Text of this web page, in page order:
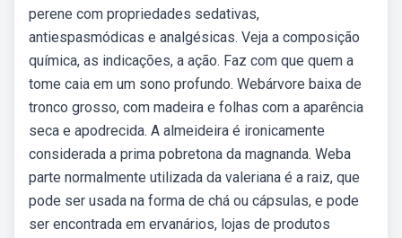
perene com propriedades sedativas,
antiespasmódicas e analgésicas. Veja a composição
química, as indicações, a ação. Faz com que quem a
tome caia em um sono profundo. Webárvore baixa de
tronco grosso, com madeira e folhas com a aparência
seca e apodrecida. A almeideira é ironicamente
considerada a prima pobretona da magnanda. Weba
parte normalmente utilizada da valeriana é a raiz, que
pode ser usada na forma de chá ou cápsulas, e pode
ser encontrada em ervanários, lojas de produtos